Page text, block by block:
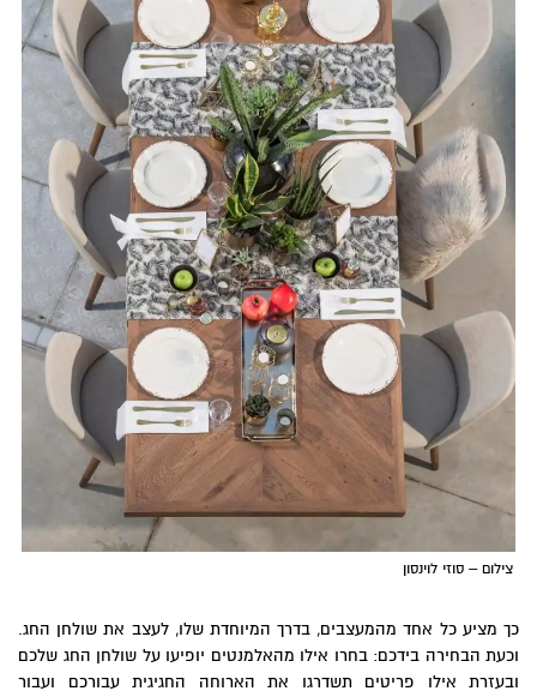
צילום – סוזי לוינסון
כך מציע כל אחד מהמעצבים, בדרך המיוחדת שלו, לעצב את שולחן החג.
וכעת הבחירה בידכם: בחרו אילו מהאלמנטים יופיעו על שולחן החג שלכם
ובעזרת אילו פריטים תשדרגו את הארוחה החגיגית עבורכם ועבור